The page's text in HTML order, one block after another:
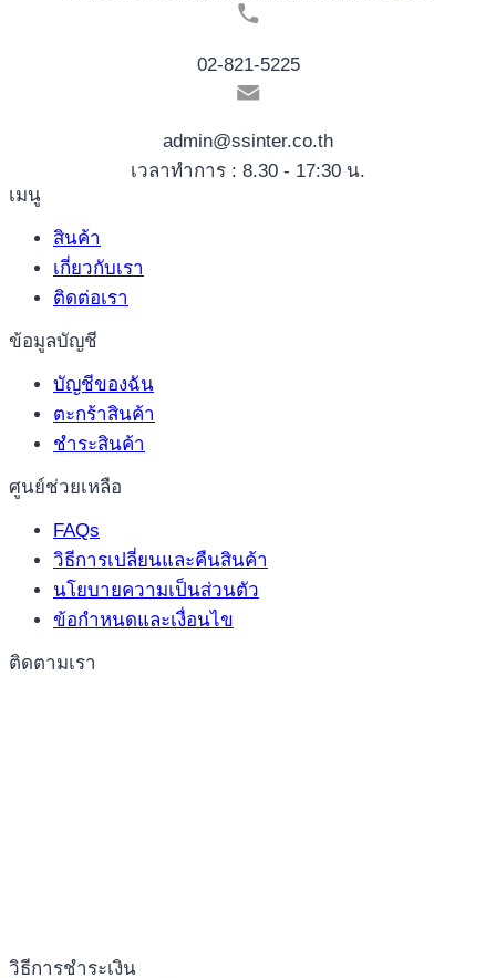
02-821-5225
admin@ssinter.co.th
เวลาทำการ : 8.30 - 17:30 น.
เมนู
สินค้า
เกี่ยวกับเรา
ติดต่อเรา
ข้อมูลบัญชี
บัญชีของฉัน
ตะกร้าสินค้า
ชำระสินค้า
ศูนย์ช่วยเหลือ
FAQs
วิธีการเปลี่ยนและคืนสินค้า
นโยบายความเป็นส่วนตัว
ข้อกำหนดและเงื่อนไข
ติดตามเรา
วิธีการชำระเงิน